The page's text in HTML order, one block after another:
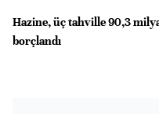
Hazine, üç tahville 90,3
borçlandı